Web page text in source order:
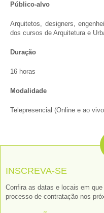
Público-alvo
Arquitetos, designers,
dos cursos de Arquitetura e
Duração
16 horas
Modalidade
Telepresencial (Online e ao
INSCREVA-SE
Confira as datas e locais em
processo de contratação nos